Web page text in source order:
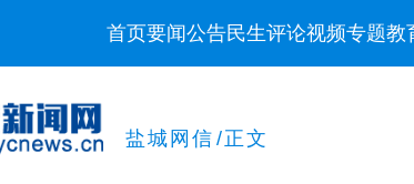
首页要闻公告民生评论视频专题教
盐城网信 /正文